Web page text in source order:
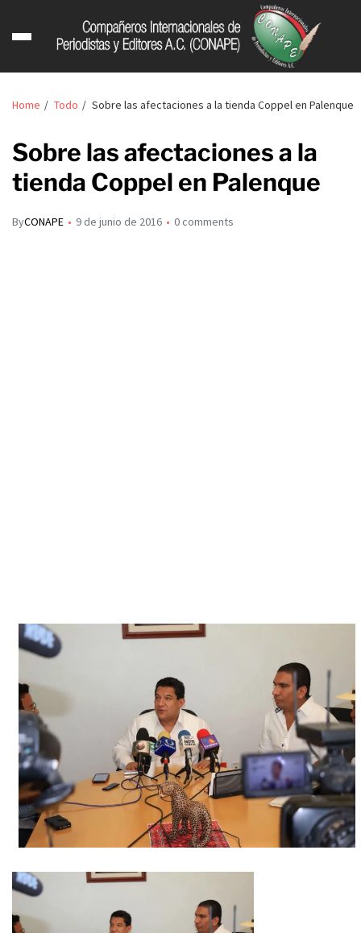
Home Todo Sobre las afectaciones a la tienda Coppel en Palenque
Sobre las afectaciones a la
tienda Coppel en Palenque
ByCONAPE 9 de junio de 2016 0 comments